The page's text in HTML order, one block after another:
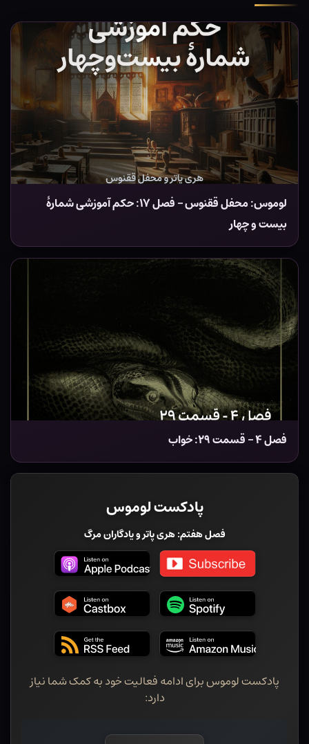
لوموس: محفل ققنوس – فصل ۱۷: حکم آموزشی شمارهٔ
بیست و چهار
فصل ۴ – قسمت ۲۹: خواب
پادکست لوموس
فصل هفتم: هری پاتر و یادگاران مرگ
پادکست لوموس برای ادامه فعالیت خود به کمک شما نیاز
دارد: